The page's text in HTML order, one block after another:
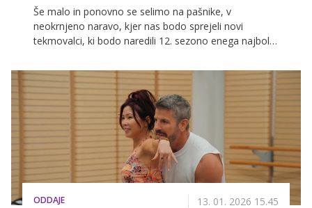
Še malo in ponovno se selimo na pašnike, v
neokrnjeno naravo, kjer nas bodo sprejeli novi
tekmovalci, ki bodo naredili 12. sezono enega najbolj
februarja se na POP TV in VOYO začenja dogodivščina
te pomladi.
ODDAJE 13. 01. 2026 15.45